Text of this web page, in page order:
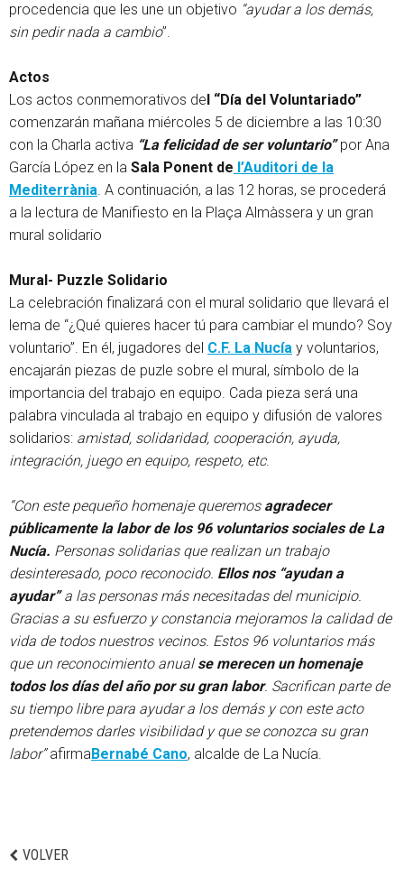
procedencia que les une un objetivo “ayudar a los demás,
sin pedir nada a cambio”.
Actos
Los actos conmemorativos del “Día del Voluntariado”
comenzarán mañana miércoles 5 de diciembre a las 10:30
con la Charla activa “La felicidad de ser voluntario”por Ana
García López en la Sala Ponent de l’Auditori de la
Mediterrània. A continuación, a las 12 horas, se procederá
a la lectura de Manifiesto en la Plaça Almàssera y un gran
mural solidario
Mural- Puzzle Solidario
La celebración finalizará con el mural solidario que llevará el
lema de “¿Qué quieres hacer tú para cambiar el mundo? Soy
voluntario”. En él, jugadores del C.F. La Nucía y voluntarios,
encajarán piezas de puzle sobre el mural, símbolo de la
importancia del trabajo en equipo. Cada pieza será una
palabra vinculada al trabajo en equipo y difusión de valores
solidarios: amistad, solidaridad, cooperación, ayuda,
integración, juego en equipo, respeto, etc.
“Con este pequeño homenaje queremos agradecer
públicamente la labor de los 96 voluntarios sociales de La
Nucía. Personas solidarias que realizan un trabajo
desinteresado, poco reconocido. Ellos nos “ayudan a
ayudar”a las personas más necesitadas del municipio.
Gracias a su esfuerzo y constancia mejoramos la calidad de
vida de todos nuestros vecinos. Estos 96 voluntarios más
que un reconocimiento anualse merecen un homenaje
todos los días del año por su gran labor. Sacrifican parte de
su tiempo libre para ayudar a los demás y con este acto
pretendemos darles visibilidad y que se conozca su gran
labor”afirmaBernabé Cano, alcalde de La Nucía.
VOLVER